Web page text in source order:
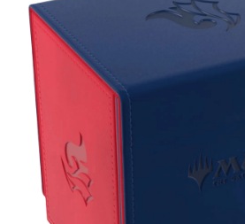
Puzzle-uri logice
Jocuri cu miniaturi
Battletech
Final Girl - solo game
Miniaturi Arkham Horror
Miniaturi HEROCLIX
Accesorii pentru boardgames
Protectii carti (Sleeves)